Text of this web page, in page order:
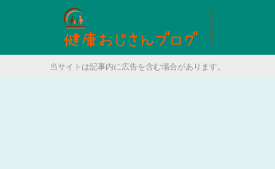
当サイトは記事内に広告を含む場合があります。